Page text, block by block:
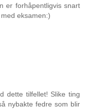
er forhåpentligvis snart
eksamen:)
dette tilfellet! Slike ting
nybakte fedre som blir